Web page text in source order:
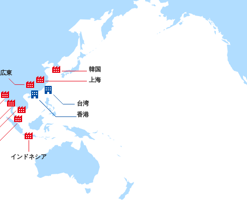
韓国
上海
台湾
香港
広東
インドネシア